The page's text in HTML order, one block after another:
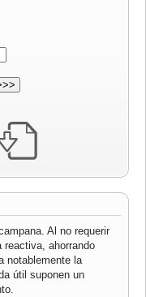
Al no requerir
reactiva, ahorrando
notablemente la
útil suponen un